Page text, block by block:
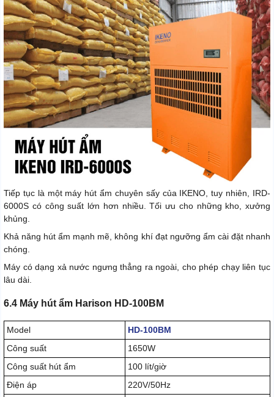
Tiếp tục là một máy hút ẩm chuyên sấy của IKENO, tuy nhiên, IRD-
6000S có công suất lớn hơn nhiều. Tối ưu cho những kho, xưởng
khủng.
Khả năng hút ẩm mạnh mẽ, không khí đạt ngưỡng ẩm cài đặt nhanh
chóng.
Máy có dạng xả nước ngưng thẳng ra ngoài, cho phép chạy liên tục
lâu dài.
6.4 Máy hút ẩm Harison HD-100BM
Model
HD-100BM
Công suất
1650W
Công suất hút ẩm
100 lít/giờ
Điện áp
220V/50Hz